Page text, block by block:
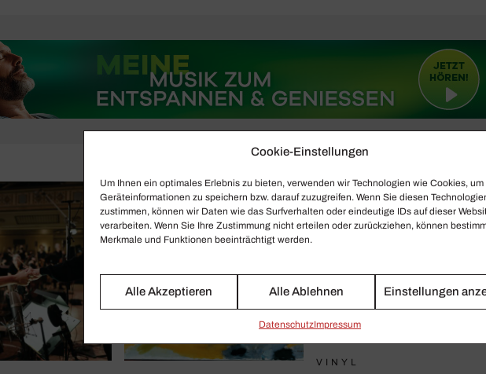
Cookie-Einstellungen
Um Ihnen ein optimales Erlebnis zu bieten, verwenden wir Technologien wie Cookies, um
Geräteinformationen zu speichern bzw. darauf zuzugreifen. Wenn Sie diesen
zustimmen, können wir Daten wie das Surfverhalten oder eindeutige IDs auf dieser
verarbeiten. Wenn Sie Ihre Zustimmung nicht erteilen oder zurückziehen, können
Merkmale und Funktionen beeinträchtigt werden.
Alle Akzeptieren Alle Ablehnen Einstellungen
Daten­schutzImpressum
VINYL